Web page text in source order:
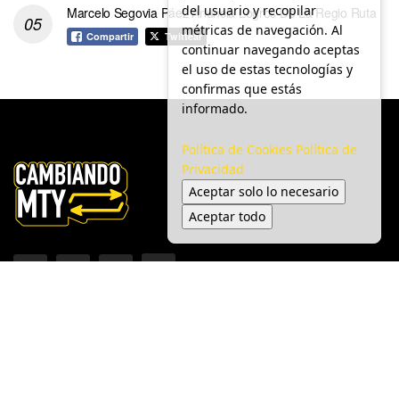
Marcelo Segovia Páez Anuncia Logros De La Regio Ruta
Compartir Twittear
del usuario y recopilar
métricas de navegación. Al
continuar navegando aceptas
el uso de estas tecnologías y
confirmas que estás
informado.
Política de Cookies Política de
Privacidad
Aceptar solo lo necesario
Aceptar todo